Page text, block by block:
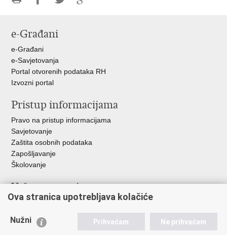
FacebookuTwitteru
e-Građani
e-Građani
e-Savjetovanja
Portal otvorenih podataka RH
Izvozni portal
Pristup informacijama
Pravo na pristup informacijama
Savjetovanje
Zaštita osobnih podataka
Zapošljavanje
Školovanje
Važne poveznice
Ministarstvo unutarnjih poslova
Udruge
Ova stranica upotrebljava kolačiće
Nužni Prihvaćam Ne prihvaćam